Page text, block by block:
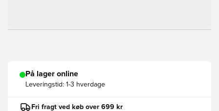
På lager online
Leveringstid: 1-3 hverdage
Fri fragt ved køb over 699 kr